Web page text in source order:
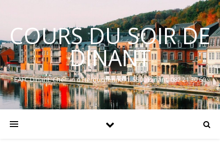
COURS DU SOIR DE
DINANT
EAFC Dinant. Chemin d'Herbuchenne, 1. 5500 Dinant. 082 21 30 60